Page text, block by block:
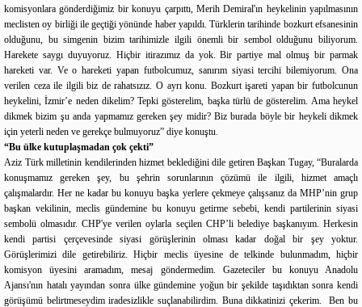
komisyonlara gönderdiğimiz bir konuyu çarpıttı, Merih Demiral'ın heykelinin yapılmasının
meclisten oy birliği ile geçtiği yönünde haber yapıldı. Türklerin tarihinde bozkurt efsanesinin
olduğunu, bu simgenin bizim tarihimizle ilgili önemli bir sembol olduğunu biliyorum.
Harekete saygı duyuyoruz. Hiçbir itirazımız da yok. Bir partiye mal olmuş bir parmak
hareketi var. Ve o hareketi yapan futbolcumuz, sanırım siyasi tercihi bilemiyorum. Ona
verilen ceza ile ilgili biz de rahatsızız. O ayrı konu. Bozkurt işareti yapan bir futbolcunun
heykelini, İzmir’e neden dikelim? Tepki gösterelim, başka türlü de gösterelim. Ama heykel
dikmek bizim şu anda yapmamız gereken şey midir? Biz burada böyle bir heykeli dikmek
için yeterli neden ve gerekçe bulmuyoruz” diye konuştu.
“Bu ülke kutuplaşmadan çok çekti”
Aziz Türk milletinin kendilerinden hizmet beklediğini dile getiren Başkan Tugay, “Buralarda
konuşmamız gereken şey, bu şehrin sorunlarının çözümü ile ilgili, hizmet amaçlı
çalışmalardır. Her ne kadar bu konuyu başka yerlere çekmeye çalışsanız da MHP’nin grup
başkan vekilinin, meclis gündemine bu konuyu getirme sebebi, kendi partilerinin siyasi
sembolü olmasıdır. CHP'ye verilen oylarla seçilen CHP’li belediye başkanıyım. Herkesin
kendi partisi çerçevesinde siyasi görüşlerinin olması kadar doğal bir şey yoktur.
Görüşlerimizi dile getirebiliriz. Hiçbir meclis üyesine de telkinde bulunmadım, hiçbir
komisyon üyesini aramadım, mesaj göndermedim. Gazeteciler bu konuyu Anadolu
Ajansı'nın hatalı yayından sonra ülke gündemine yoğun bir şekilde taşıdıktan sonra kendi
görüşümü belirtmeseydim iradesizlikle suçlanabilirdim. Buna dikkatinizi çekerim. Ben bu